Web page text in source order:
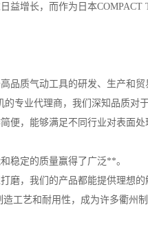
益增长，而作为日本
品质气动工具的研发、生产和贸
专业代理商，我们深知品质对
便，能够满足不同行业对表面
稳定的质量赢得了广泛**。
磨，我们的产品都能提供理想的
工艺和耐用性，成为许多衢州